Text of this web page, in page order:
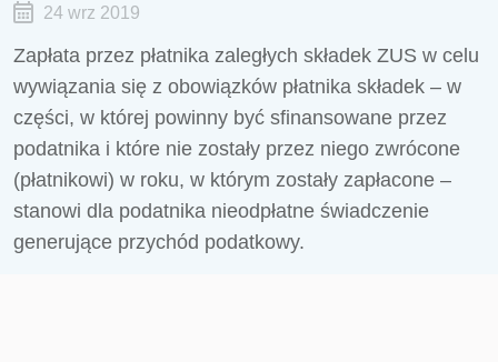
24 wrz 2019
Zapłata przez płatnika zaległych składek ZUS w celu
wywiązania się z obowiązków płatnika składek – w
części, w której powinny być sfinansowane przez
podatnika i które nie zostały przez niego zwrócone
(płatnikowi) w roku, w którym zostały zapłacone –
stanowi dla podatnika nieodpłatne świadczenie
generujące przychód podatkowy.